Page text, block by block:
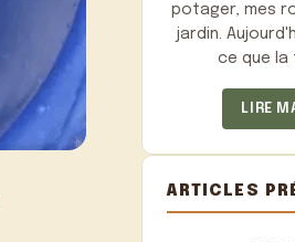
potager, mes
jardin.
ce que la
LIRE
ARTICLES